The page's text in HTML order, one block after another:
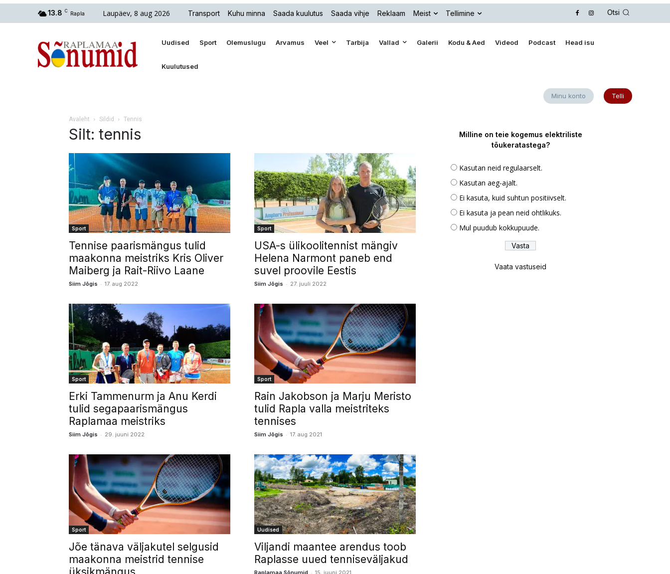
13.8 C Rapla Laupäev, 8 aug 2026 Transport Kuhu minna Saada kuulutus Saada vihje Reklaam Meist Tellimine Otsi
Uudised Sport Olemuslugu Arvamus Veel Tarbija Vallad Galerii Kodu & Aed Videod Podcast Head isu
Kuulutused
Minu konto Telli
Avaleht Sildid Tennis
Silt: tennis
Sport
Tennise paarismängus tulid
maakonna meistriks Kris Oliver
Maiberg ja Rait-Riivo Laane
Siim Jõgis - 17. aug 2022
Sport
USA-s ülikoolitennist mängiv
Helena Narmont paneb end
suvel proovile Eestis
Siim Jõgis - 27. juuli 2022
Sport
Erki Tammenurm ja Anu Kerdi
tulid segapaarismängus
Raplamaa meistriks
Siim Jõgis - 29. juuni 2022
Sport
Rain Jakobson ja Marju Meristo
tulid Rapla valla meistriteks
tennises
Siim Jõgis - 17. aug 2021
Sport
Jõe tänava väljakutel selgusid
maakonna meistrid tennise
Uudised
Viljandi maantee arendus toob
Raplasse uued tenniseväljakud
Raplamaa Sõnumid - 15. juuni 2021
Milline on teie kogemus elektriliste
tõukeratastega?
Kasutan neid regulaarselt.
Kasutan aeg-ajalt.
Ei kasuta, kuid suhtun positiivselt.
Ei kasuta ja pean neid ohtlikuks.
Mul puudub kokkupuude.
Vaata vastuseid